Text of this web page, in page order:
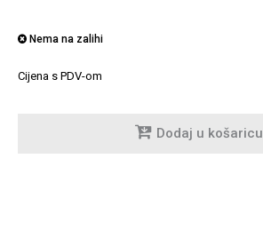
Nema na zalihi
Cijena s PDV-om
Dodaj u košaricu